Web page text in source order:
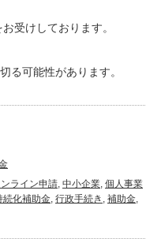
受けしております。
る可能性があります。
ライン申請, 中小企業, 個人事業
続化補助金, 行政手続き , 補助金,